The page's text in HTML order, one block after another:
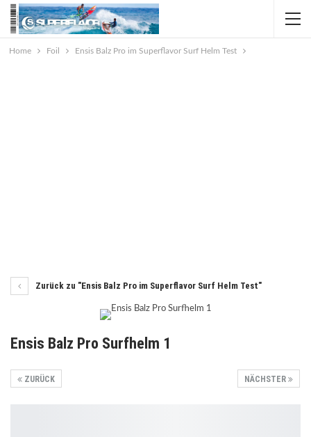
Home Foil Ensis Balz Pro im Superflavor Surf Helm Test
Zurück zu "Ensis Balz Pro im Superflavor Surf Helm Test"
Ensis Balz Pro Surfhelm 1
NÄCHSTER
ZURÜCK